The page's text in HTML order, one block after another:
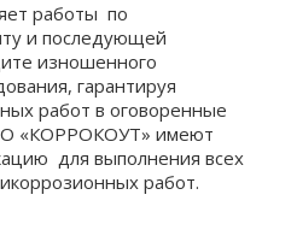
работы по
и последующей
изношенного
гарантируя
работ в оговоренные
«КОРРОКОУТ» имеют
для выполнения всех
работ.